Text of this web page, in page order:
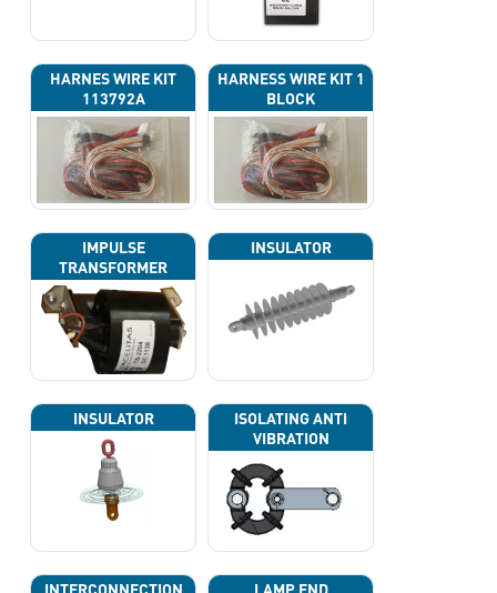
HARNES WIRE KIT
113792A
HARNESS WIRE KIT 1
BLOCK
IMPULSE
TRANSFORMER
INSULATOR
INSULATOR
ISOLATING ANTI
VIBRATION
INTERCONNECTION
LAMP END